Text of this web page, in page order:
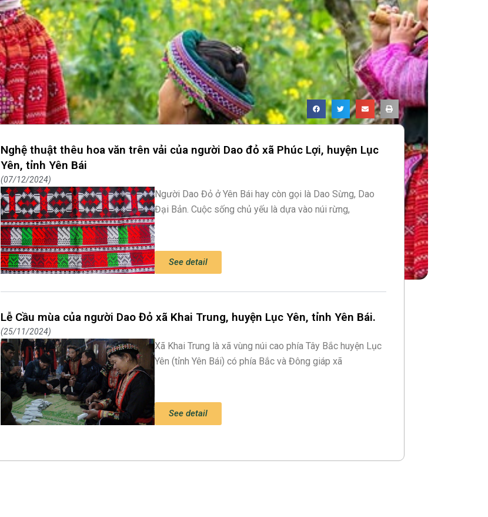
Nghệ thuật thêu hoa văn trên vải của người Dao đỏ xã Phúc Lợi, huyện Lục
Yên, tỉnh Yên Bái
07/12/2024
Người Dao Đỏ ở Yên Bái hay còn gọi là Dao Sừng, Dao
Đại Bản. Cuộc sống chủ yếu là dựa vào núi rừng,
See detail
Lễ Cầu mùa của người Dao Đỏ xã Khai Trung, huyện Lục Yên, tỉnh Yên Bái.
25/11/2024
Xã Khai Trung là xã vùng núi cao phía Tây Bắc huyện Lục
Yên (tỉnh Yên Bái) có phía Bắc và Đông giáp xã
See detail